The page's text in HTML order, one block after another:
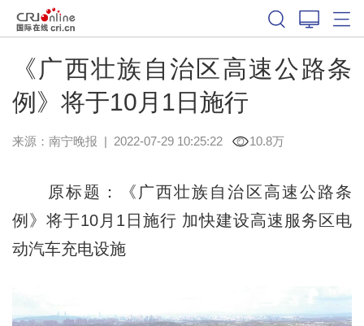
《广西壮族自治区高速公路条
例》将于10月1日施行
来源： 南宁晚报 | 2022-07-29 10:25:22 10.8万
原标题：《广西壮族自治区高速公路条
例》将于10月1日施行 加快建设高速服务区电
动汽车充电设施